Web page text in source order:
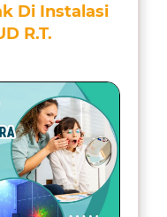
Di Instalasi
R.T.